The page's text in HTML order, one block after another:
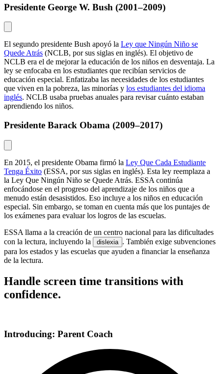
Presidente George W. Bush (2001–2009)
El segundo presidente Bush apoyó la Ley que Ningún Niño se
Quede Atrás (NCLB, por sus siglas en inglés). El objetivo de
NCLB era el de mejorar la educación de los niños en desventaja. La
ley se enfocaba en los estudiantes que recibían servicios de
educación especial. Enfatizaba las necesidades de los estudiantes
que viven en la pobreza, las minorías y los estudiantes del idioma
inglés. NCLB usaba pruebas anuales para revisar cuánto estaban
aprendiendo los niños.
Presidente Barack Obama (2009–2017)
En 2015, el presidente Obama firmó la Ley Que Cada Estudiante
Tenga Éxito (ESSA, por sus siglas en inglés). Esta ley reemplaza a
la Ley Que Ningún Niño se Quede Atrás. ESSA continúa
enfocándose en el progreso del aprendizaje de los niños que a
menudo están desasistidos. Eso incluye a los niños en educación
especial. Sin embargo, se toman en cuenta más que los puntajes de
los exámenes para evaluar los logros de las escuelas.
ESSA llama a la creación de un centro nacional para las dificultades
con la lectura, incluyendo la
dislexia . También exige subvenciones
para los estados y las escuelas que ayuden a financiar la enseñanza
de la lectura.
Handle screen time transitions with
confidence.
Introducing: Parent Coach